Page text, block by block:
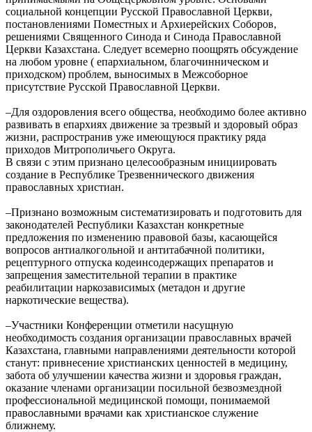
социальной концепции Русской Православной Церкви,
постановлениями Поместных и Архиерейских Соборов,
решениями Священного Синода и Синода Православной
Церкви Казахстана. Следует всемерно поощрять обсуждение
на любом уровне ( епархиальном, благочинническом и
приходском) проблем, выносимых в Межсоборное
присутствие Русской Православной Церкви.
–Для оздоровления всего общества, необходимо более активно
развивать в епархиях движение за трезвый и здоровый образ
жизни, распространив уже имеющуюся практику ряда
приходов Митрополичьего Округа.
В связи с этим признано целесообразным инициировать
создание в Республике Трезвеннического движения
православных христиан.
–Признано возможным систематизировать и подготовить для
законодателей Республики Казахстан конкретные
предложения по изменению правовой базы, касающейся
вопросов антиалкогольной и антитабачной политики,
рецептурного отпуска кодеинсодержащих препаратов и
запрещения заместительной терапии в практике
реабилитации наркозависимых (метадон и другие
наркотические вещества).
–Участники Конференции отметили насущную
необходимость создания организации православных врачей
Казахстана, главными направлениями деятельности которой
станут: привнесение христианских ценностей в медицину,
забота об улучшении качества жизни и здоровья граждан,
оказание членами организации посильной безвозмездной
профессиональной медицинской помощи, понимаемой
православными врачами как христианское служение
ближнему.